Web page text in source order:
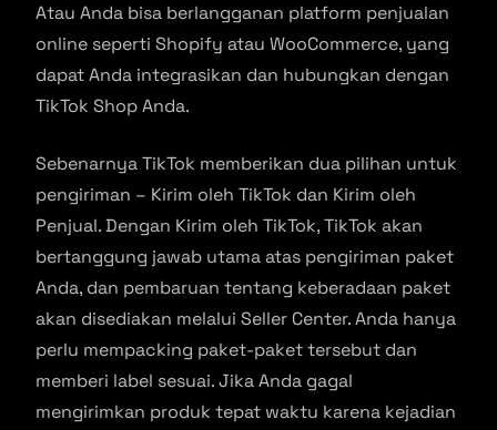
Atau Anda bisa berlangganan platform penjualan
online seperti Shopify atau WooCommerce, yang
dapat Anda integrasikan dan hubungkan dengan
TikTok Shop Anda.
Sebenarnya TikTok memberikan dua pilihan untuk
pengiriman – Kirim oleh TikTok dan Kirim oleh
Penjual. Dengan Kirim oleh TikTok, TikTok akan
bertanggung jawab utama atas pengiriman paket
Anda, dan pembaruan tentang keberadaan paket
akan disediakan melalui Seller Center. Anda hanya
perlu mempacking paket-paket tersebut dan
memberi label sesuai. Jika Anda gagal
mengirimkan produk tepat waktu karena kejadian